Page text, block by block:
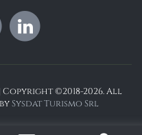
| Copyright ©2018-2026. All
Sysdat Turismo Srl